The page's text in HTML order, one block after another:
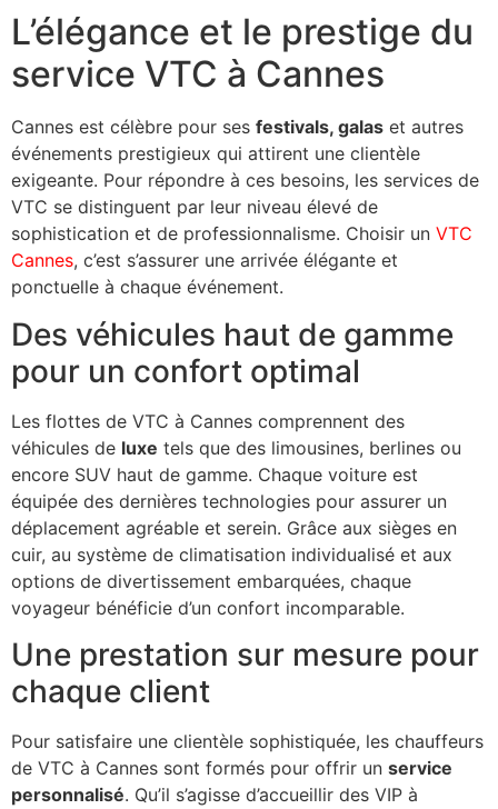
L’élégance et le prestige du
service VTC à Cannes
Cannes est célèbre pour ses festivals, galas et autres
événements prestigieux qui attirent une clientèle
exigeante. Pour répondre à ces besoins, les services de
VTC se distinguent par leur niveau élevé de
sophistication et de professionnalisme. Choisir un VTC
Cannes, c’est s’assurer une arrivée élégante et
ponctuelle à chaque événement.
Des véhicules haut de gamme
pour un confort optimal
Les flottes de VTC à Cannes comprennent des
véhicules de luxe tels que des limousines, berlines ou
encore SUV haut de gamme. Chaque voiture est
équipée des dernières technologies pour assurer un
déplacement agréable et serein. Grâce aux sièges en
cuir, au système de climatisation individualisé et aux
options de divertissement embarquées, chaque
voyageur bénéficie d’un confort incomparable.
Une prestation sur mesure pour
chaque client
Pour satisfaire une clientèle sophistiquée, les chauffeurs
de VTC à Cannes sont formés pour offrir un service
personnalisé. Qu’il s’agisse d’accueillir des VIP à